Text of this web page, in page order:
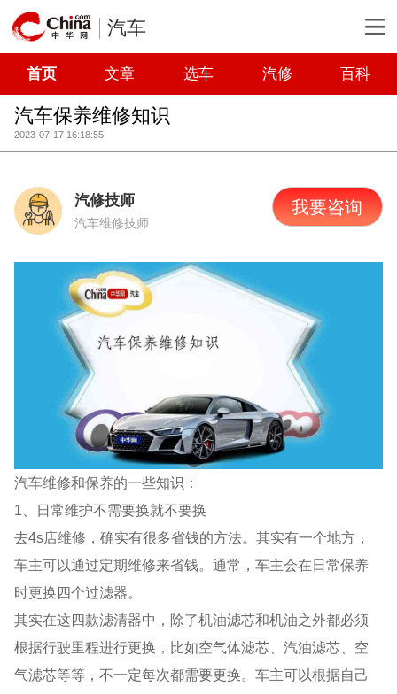
汽车
首页 文章 选车 汽修 百科
汽车保养维修知识
2023-07-17 16:18:55
汽修技师
汽车维修技师
我要咨询
汽车维修和保养的一些知识：
1、日常维护不需要换就不要换
去4s店维修，确实有很多省钱的方法。其实有一个地方，
车主可以通过定期维修来省钱。通常，车主会在日常保养
时更换四个过滤器。
其实在这四款滤清器中，除了机油滤芯和机油之外都必须
根据行驶里程进行更换，比如空气体滤芯、汽油滤芯、空
气滤芯等等，不一定每次都需要更换。车主可以根据自己